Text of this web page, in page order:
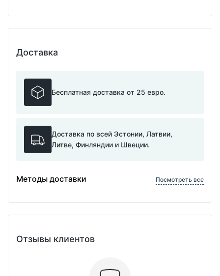
Доставка
Бесплатная доставка от 25 евро.
Доставка по всей Эстонии, Латвии,
Литве, Финляндии и Швеции.
Методы доставки Посмотреть все
Отзывы клиентов